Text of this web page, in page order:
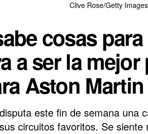
Clive Rose/Getty Images
cosas
a ser la
Aston Martin
este fin de semana una
circuitos favoritos. Se